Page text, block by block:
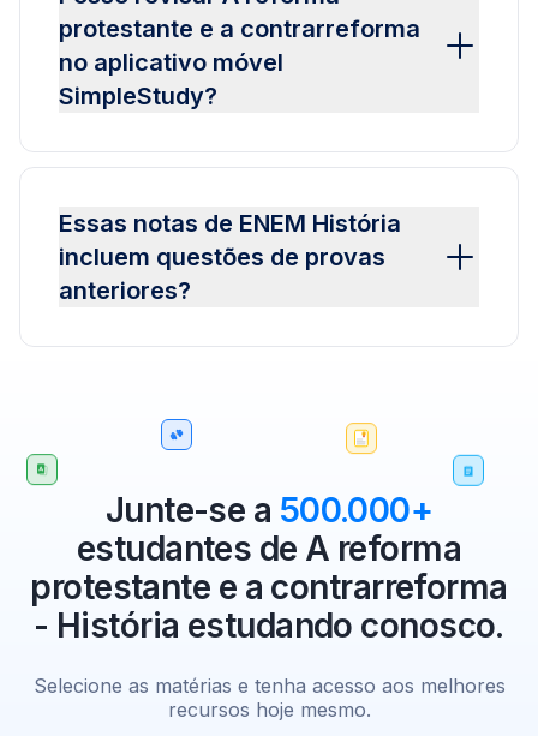
protestante e a contrarreforma
no aplicativo móvel
SimpleStudy?
Essas notas de ENEM História
incluem questões de provas
anteriores?
Junte-se a 500.000+
estudantes de A reforma
protestante e a contrarreforma
- História estudando conosco.
Selecione as matérias e tenha acesso aos melhores
recursos hoje mesmo.